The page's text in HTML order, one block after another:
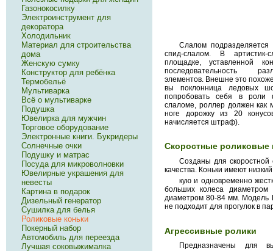
Слалом
спид-слалом. В
площадке, уставленной
последовательность
элементов. Внешне это
вы поклонница ледовых
попробовать себя в роли
слаломе, роллер должен как
ноге дорожку из 20
начисляется штраф).
Скоростные роликовые
Созданы для скоростной
качества. Коньки имеют
кую и одновременно
больших колеса
диаметром 80-84 мм. Модель
не подходит для прогулок в
Агрессивные ролики
Предназначены для
Газонокосилку
Электроинструмент для
декоратора
Холодильник
Материал для строительства
дома
Женскую сумку
Конструктор для ребёнка
Термобельё
Мультиварка
Всё о мультиварке
Подушка
Ювелирка для мужчин
Торговое оборудование
Электронные книги. Букридеры
Солнечные очки
Подушку и матрас
Посуда для микроволновки
Ювелирные украшения для
невесты
Картина в подарок
Дизельный генератор
Сушилка для белья
Роликовые коньки
Покерный набор
Автомобиль для переезда
Лучшая соковыжималка